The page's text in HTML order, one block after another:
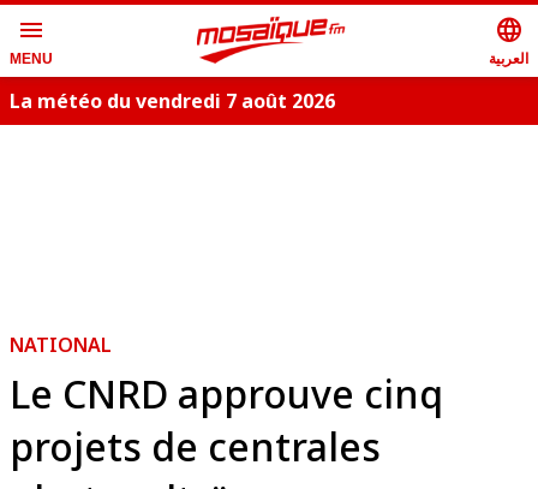
menu
MENU
language
العربية
La météo du vendredi 7 août 2026
NATIONAL
Le CNRD approuve cinq
projets de centrales